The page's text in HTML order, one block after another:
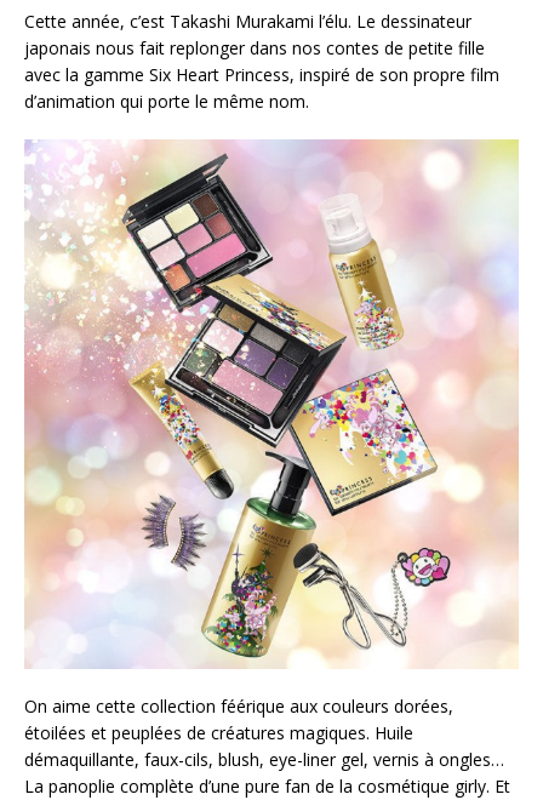
Cette année, c’est Takashi Murakami l’élu. Le dessinateur
japonais nous fait replonger dans nos contes de petite fille
avec la gamme Six Heart Princess, inspiré de son propre film
d’animation qui porte le même nom.
On aime cette collection féérique aux couleurs dorées,
étoilées et peuplées de créatures magiques. Huile
démaquillante, faux-cils, blush, eye-liner gel, vernis à ongles…
La panoplie complète d’une pure fan de la cosmétique girly. Et